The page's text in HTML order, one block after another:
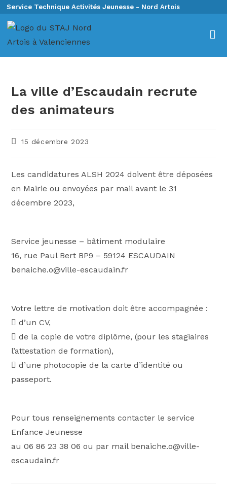
Service Technique Activités Jeunesse - Nord Artois
La ville d’Escaudain recrute
des animateurs
15 décembre 2023
Les candidatures ALSH 2024 doivent être déposées
en Mairie ou envoyées par mail avant le 31
décembre 2023,
Service jeunesse – bâtiment modulaire
16, rue Paul Bert BP9 – 59124 ESCAUDAIN
benaiche.o@ville-escaudain.fr
Votre lettre de motivation doit être accompagnée :
 d’un CV,
 de la copie de votre diplôme, (pour les stagiaires
l’attestation de formation),
 d’une photocopie de la carte d’identité ou
passeport.
Pour tous renseignements contacter le service
Enfance Jeunesse
au 06 86 23 38 06 ou par mail benaiche.o@ville-
escaudain.fr